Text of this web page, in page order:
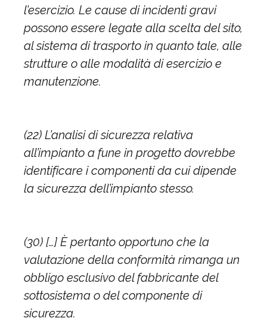
l’esercizio. Le cause di incidenti gravi
possono essere legate alla scelta del sito,
al sistema di trasporto in quanto tale, alle
strutture o alle modalità di esercizio e
manutenzione.
(22) L’analisi di sicurezza relativa
all’impianto a fune in progetto dovrebbe
identificare i componenti da cui dipende
la sicurezza dell’impianto stesso.
(30) […] È pertanto opportuno che la
valutazione della conformità rimanga un
obbligo esclusivo del fabbricante del
sottosistema o del componente di
sicurezza.